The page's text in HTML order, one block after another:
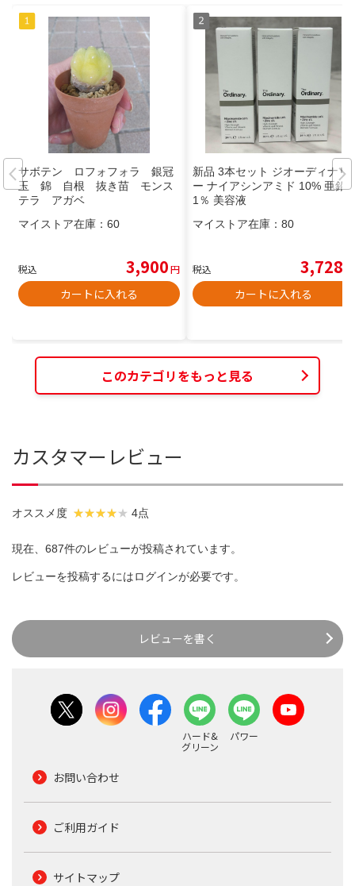
サボテン ロフォフォラ 銀冠
玉 錦 自根 抜き苗 モンス
テラ アガベ
マイストア在庫： 60
税込 3,900円
カートに入れる
新品 3本セット ジオーディナリ
ー ナイアシンアミド 10% 亜鉛
1％ 美容液
マイストア在庫： 80
税込 3,728
カートに入れる
このカテゴリをもっと見る
カスタマーレビュー
オススメ度 4点
現在、687件のレビューが投稿されています。
レビューを投稿するにはログインが必要です。
レビューを書く
ハード&
グリーン
パワー
お問い合わせ
ご利用ガイド
サイトマップ